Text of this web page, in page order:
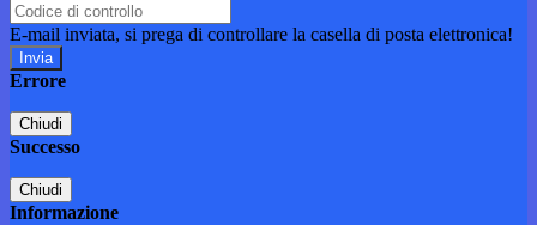
E-mail inviata, si prega di controllare la casella di posta elettronica!
Errore
Chiudi
Successo
Chiudi
Informazione